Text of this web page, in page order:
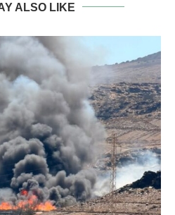
ALSO LIKE